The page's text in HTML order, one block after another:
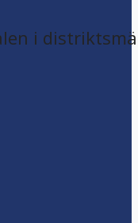
i